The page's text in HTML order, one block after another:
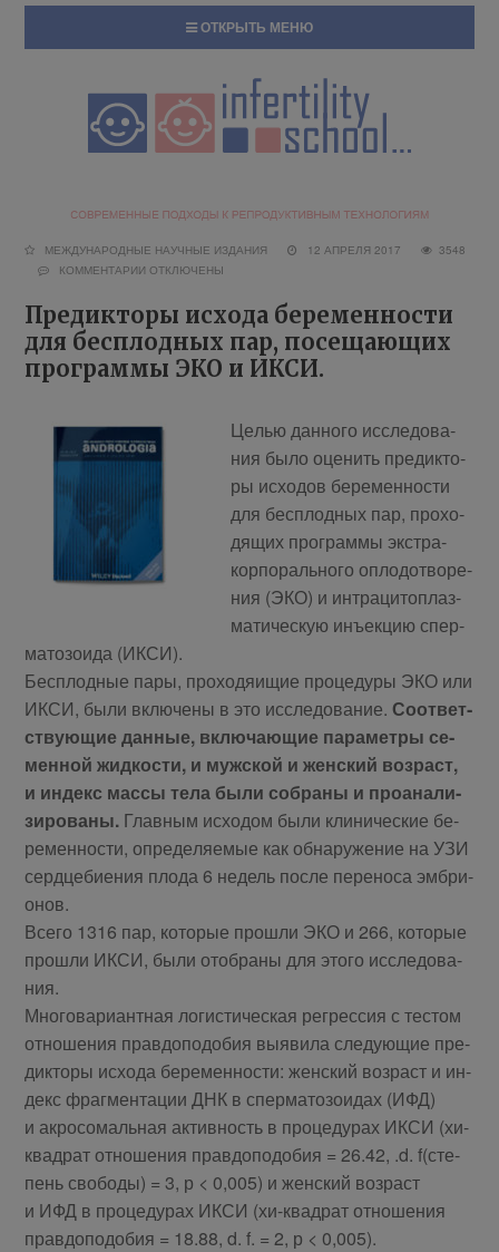
ОТКРЫТЬ МЕНЮ
МЕЖДУНАРОДНЫЕ НАУЧНЫЕ ИЗДАНИЯ 12 АПРЕЛЯ 2017
3548
КОММЕНТАРИИ ОТКЛЮЧЕНЫ
Предикторы исхода беременности
для бесплодных пар, посещающих
программы ЭКО и ИКСИ.
Це­лью дан­но­го ис­сле­до­ва­
ния бы­ло оце­нить пре­дик­то­
ры ис­хо­дов бе­ре­мен­но­сти
для бес­плод­ных пар, про­хо­
дя­щих про­грам­мы экс­тра­
кор­по­раль­но­го опло­до­тво­ре­
ния (ЭКО) и ин­тра­ци­то­плаз­
ма­ти­че­скую инъ­ек­цию спер­
ма­то­зо­и­да (ИКСИ).
Бес­плод­ные па­ры, про­хо­дя­и­щие про­це­ду­ры ЭКО или
ИКСИ, бы­ли вклю­че­ны в это ис­сле­до­ва­ние.Со­от­вет­
ству­ю­щие дан­ные, вклю­ча­ю­щие па­ра­мет­ры се­
мен­ной жид­ко­сти, и муж­ской и жен­ский воз­раст,
и ин­декс мас­сы те­ла бы­ли со­бра­ны и про­ана­ли­
зи­ро­ва­ны. Глав­ным ис­хо­дом бы­ли кли­ни­че­ские бе­
ре­мен­но­сти, опре­де­ля­е­мые как об­на­ру­же­ние на УЗИ
серд­це­би­е­ния пло­да 6 недель по­сле пе­ре­но­са эм­бри­
о­нов.
Все­го 1316 пар, ко­то­рые про­шли ЭКО и 266, ко­то­рые
про­шли ИКСИ, бы­ли ото­бра­ны для это­го ис­сле­до­ва­
ния.
Мно­го­ва­ри­ант­ная ло­ги­сти­че­ская ре­грес­сия с те­стом
от­но­ше­ния прав­до­по­до­бия вы­яви­ла сле­ду­ю­щие пре­
дик­то­ры ис­хо­да бе­ре­мен­но­сти: жен­ский воз­раст и ин­
декс фраг­мен­та­ции ДНК в спер­ма­то­зо­и­дах (ИФД)
и ак­ро­со­маль­ная ак­тив­ность в про­це­ду­рах ИКСИ (хи-
квад­рат от­но­ше­ния прав­до­по­до­бия = 26.42, .d. f(сте­
пень сво­бо­ды) = 3, р < 0,005) и жен­ский воз­раст
и ИФД в про­це­ду­рах ИКСИ (хи-квад­рат от­но­ше­ния
прав­до­по­до­бия = 18.88, d. f. = 2, р < 0,005).